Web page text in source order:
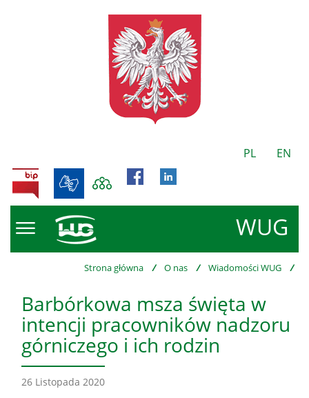
PL EN
WUG
BIP
Strona główna / O nas / Wiadomości WUG /
Barbórkowa msza święta w
intencji pracowników nadzoru
górniczego i ich rodzin
26 Listopada 2020